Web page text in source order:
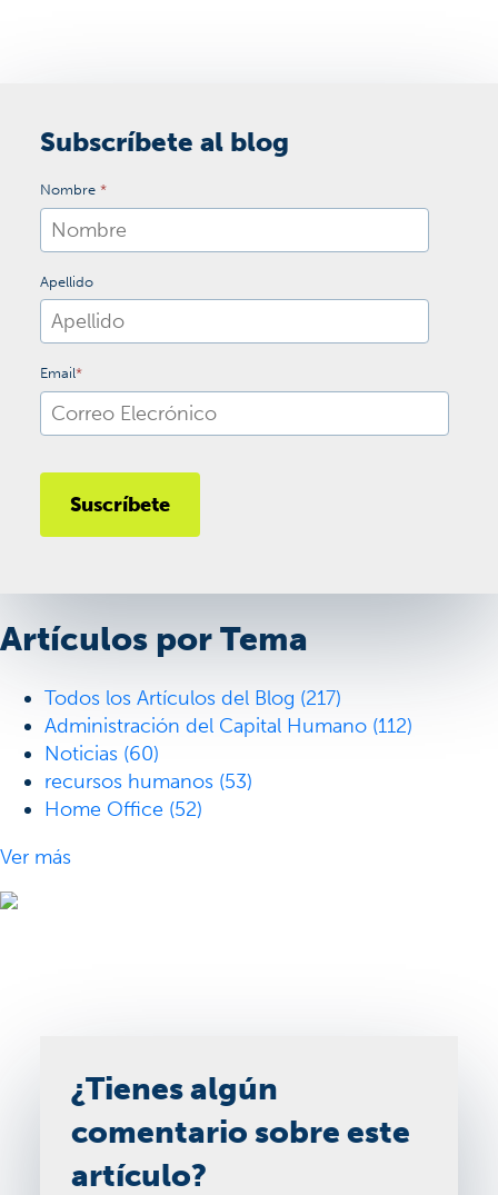
Subscríbete al blog
Nombre *
Apellido
Email*
Artículos por Tema
Todos los Artículos del Blog (217)
Administración del Capital Humano (112)
Noticias (60)
recursos humanos (53)
Home Office (52)
Ver más
¿Tienes algún
comentario sobre este
artículo?